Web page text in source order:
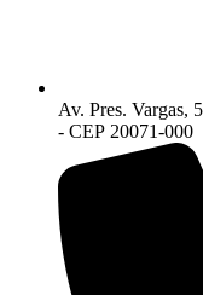
Av. Pres. Vargas,
- CEP 20071-000